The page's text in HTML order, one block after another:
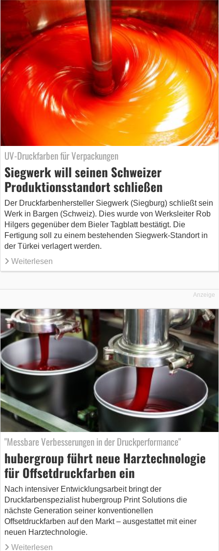
UV-Druckfarben für Verpackungen
Siegwerk will seinen Schweizer
Produktionsstandort schließen
Der Druckfarbenhersteller Siegwerk (Siegburg) schließt sein
Werk in Bargen (Schweiz). Dies wurde von Werksleiter Rob
Hilgers gegenüber dem Bieler Tagblatt bestätigt. Die
Fertigung soll zu einem bestehenden Siegwerk-Standort in
der Türkei verlagert werden.
Weiterlesen
Anzeige
"Messbare Verbesserungen in der Druckperformance"
hubergroup führt neue Harztechnologie
für Offsetdruckfarben ein
Nach intensiver Entwicklungsarbeit bringt der
Druckfarbenspezialist hubergroup Print Solutions die
nächste Generation seiner konventionellen
Offsetdruckfarben auf den Markt – ausgestattet mit einer
neuen Harztechnologie.
Weiterlesen